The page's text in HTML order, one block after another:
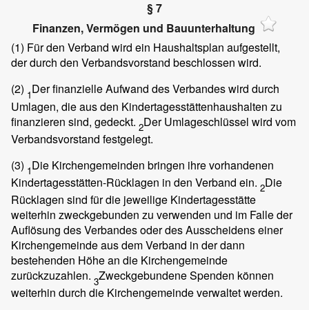
§ 7
Finanzen, Vermögen und Bauunterhaltung
(1) Für den Verband wird ein Haushaltsplan aufgestellt,
der durch den Verbandsvorstand beschlossen wird.
(2) 1Der finanzielle Aufwand des Verbandes wird durch
Umlagen, die aus den Kindertagesstättenhaushalten zu
finanzieren sind, gedeckt. 2Der Umlageschlüssel wird vom
Verbandsvorstand festgelegt.
(3) 1Die Kirchengemeinden bringen ihre vorhandenen
Kindertagesstätten-Rücklagen in den Verband ein. 2Die
Rücklagen sind für die jeweilige Kindertagesstätte
weiterhin zweckgebunden zu verwenden und im Falle der
Auflösung des Verbandes oder des Ausscheidens einer
Kirchengemeinde aus dem Verband in der dann
bestehenden Höhe an die Kirchengemeinde
zurückzuzahlen. 3Zweckgebundene Spenden können
weiterhin durch die Kirchengemeinde verwaltet werden.